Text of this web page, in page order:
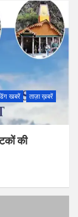
खबरें
ताज़ा ख़बरें
की